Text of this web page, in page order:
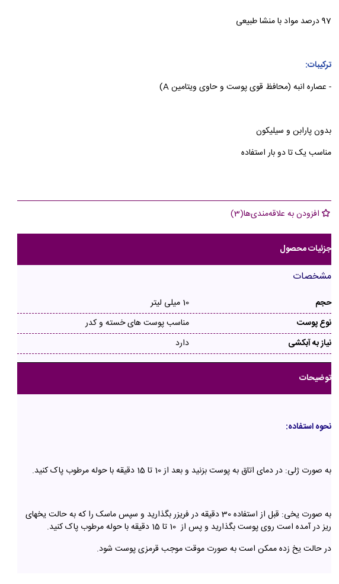
97 درصد مواد با منشا طبیعی
ترکیبات:
- عصاره انبه (محافظ قوی پوست و حاوی ویتامین A)
بدون پارابن و سیلیکون
مناسب یک تا دو بار استفاده
افزودن به علاقه‌مندی‌ها(
3
)
جزئیات محصول
مشخصات
حجم
10 میلی لیتر
نوع پوست
مناسب پوست های خسته و کدر
نیاز به آبکشی
دارد
توضیحات
نحوه استفاده:
به صورت ژلی: در دمای اتاق به پوست بزنید و بعد از 10 تا 15 دقیقه با حوله مرطوب پاک کنید.
به صورت یخی: قبل از استفاده 30 دقیقه در فریزر بگذارید و سپس ماسک را که به حالت یخهای
ریز در آمده است روی پوست بگذارید و پس از 10 تا 15 دقیقه با حوله مرطوب پاک کنید.
در حالت یخ زده ممکن است به صورت موقت موجب قرمزی پوست شود.